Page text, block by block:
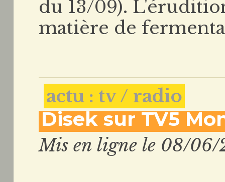
du 13/09).
matière de
actu : tv / radio
Disek sur TV5
Mis en ligne le 08/06/